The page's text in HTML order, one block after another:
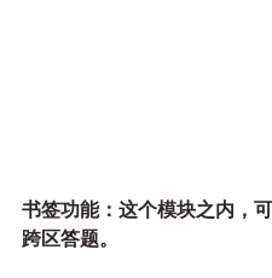
书签功能：这个模块之内，
跨区答题。